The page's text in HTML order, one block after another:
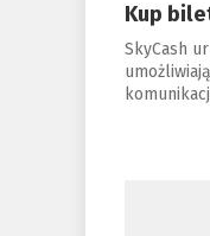
Kup
SkyCash